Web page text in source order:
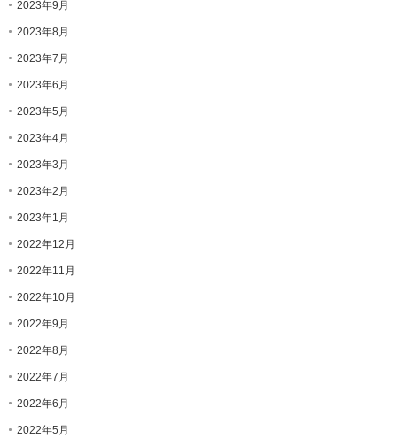
2023年9月
2023年8月
2023年7月
2023年6月
2023年5月
2023年4月
2023年3月
2023年2月
2023年1月
2022年12月
2022年11月
2022年10月
2022年9月
2022年8月
2022年7月
2022年6月
2022年5月